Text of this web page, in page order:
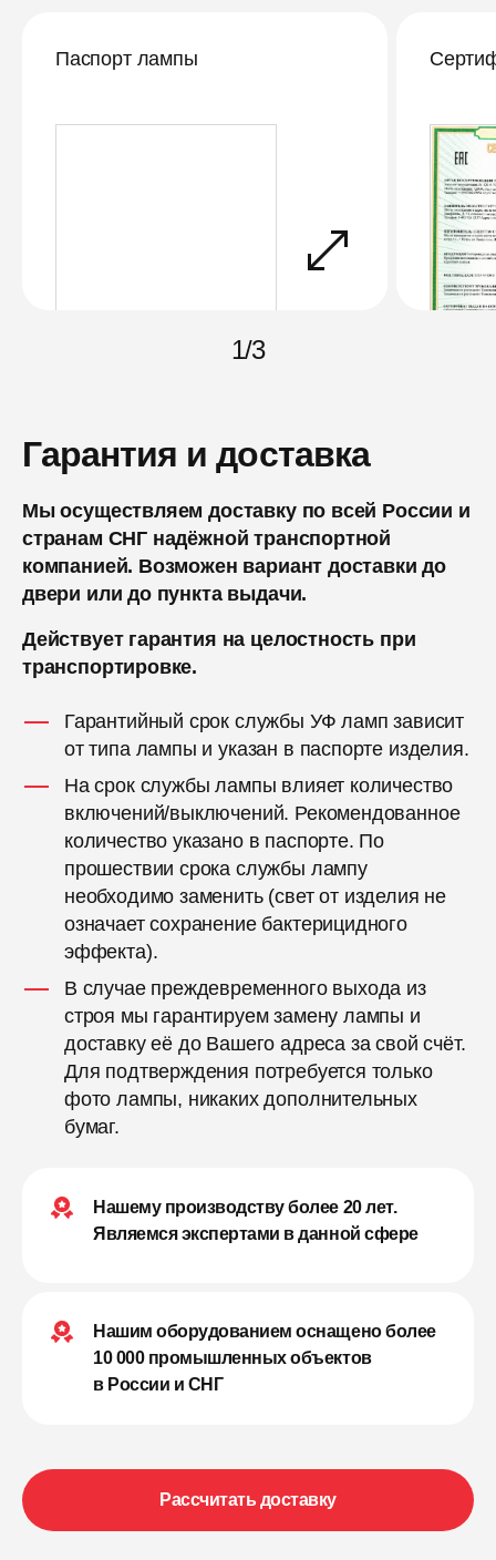
Паспорт лампы
1/3
Гарантия и доставка
Мы осуществляем доставку по всей России и
странам СНГ надёжной транспортной
компанией. Возможен вариант доставки до
двери или до пункта выдачи.
Действует гарантия на целостность при
транспортировке.
Гарантийный срок службы УФ ламп зависит
от типа лампы и указан в паспорте изделия.
На срок службы лампы влияет количество
включений/выключений. Рекомендованное
количество указано в паспорте. По
прошествии срока службы лампу
необходимо заменить (свет от изделия не
означает сохранение бактерицидного
эффекта).
В случае преждевременного выхода из
строя мы гарантируем замену лампы и
доставку её до Вашего адреса за свой счёт.
Для подтверждения потребуется только
фото лампы, никаких дополнительных
бумаг.
Нашему производству более 20 лет.
Являемся экспертами в данной сфере
Нашим оборудованием оснащено более
10 000 промышленных объектов
в России и СНГ
Рассчитать доставку